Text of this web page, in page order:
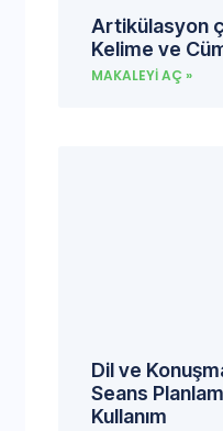
Artikülasyon
Kelime ve
MAKALEYI AÇ »
Dil ve
Seans
Kullanım